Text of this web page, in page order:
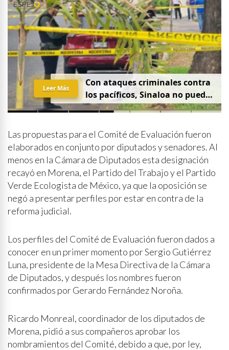
Con ataques criminales contra
los pacíficos, Sinaloa no puede
hablar de paz
Leer Más
Las propuestas para el Comité de Evaluación fueron
elaborados en conjunto por diputados y senadores. Al
menos en la Cámara de Diputados esta designación
recayó en Morena, el Partido del Trabajo y el Partido
Verde Ecologista de México, ya que la oposición se
negó a presentar perfiles por estar en contra de la
reforma judicial.
Los perfiles del Comité de Evaluación fueron dados a
conocer en un primer momento por Sergio Gutiérrez
Luna, presidente de la Mesa Directiva de la Cámara
de Diputados, y después los nombres fueron
confirmados por Gerardo Fernández Noroña.
Ricardo Monreal, coordinador de los diputados de
Morena, pidió a sus compañeros aprobar los
nombramientos del Comité, debido a que, por ley,